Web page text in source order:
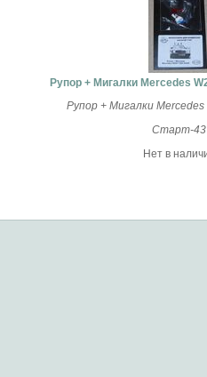
Рупор + Мигалки Mercedes
Рупор + Мигалки
Старт-43
Нет в